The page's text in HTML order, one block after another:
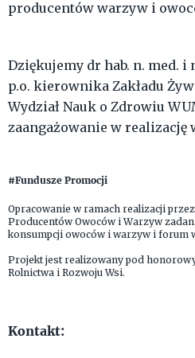
producentów warzyw i
Dziękujemy dr hab. n. med. i
p.o. kierownika Zakładu
Wydział Nauk o Zdrowiu
zaangażowanie w realizację
#Fundusze Promocji
Opracowanie w ramach realizacji
Producentów Owoców i Warzyw
konsumpcji owoców i warzyw i forum
Projekt jest realizowany pod
Rolnictwa i Rozwoju Wsi.
Kontakt: